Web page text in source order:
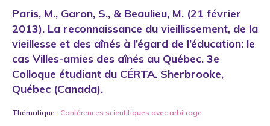
Paris, M., Garon, S., & Beaulieu, M. (21 février
2013). La reconnaissance du vieillissement, de la
vieillesse et des aînés à l’égard de l’éducation: le
cas Villes-amies des aînés au Québec. 3e
Colloque étudiant du CÉRTA. Sherbrooke,
Québec (Canada).
Thématique : Conférences scientifiques avec arbitrage